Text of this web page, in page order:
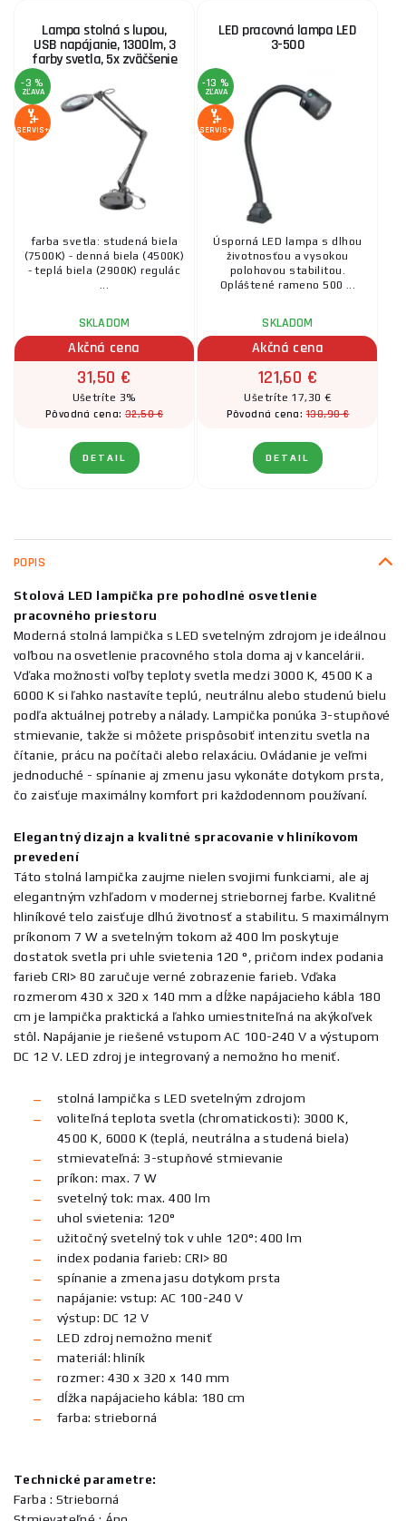
Lampa stolná s lupou,
USB napájanie, 1300lm, 3
farby svetla, 5x zväčšenie
-3 %
ZĽAVA
SERVIS+
farba svetla: studená biela
(7500K) - denná biela (4500K)
- teplá biela (2900K) regulác
...
SKLADOM
Akčná cena
31,50 €
Ušetríte 3%
Pôvodná cena:32,50 €
DETAIL
LED pracovná lampa LED
3-500
-13 %
ZĽAVA
SERVIS+
Úsporná LED lampa s dlhou
životnosťou a vysokou
polohovou stabilitou.
Opláštené rameno 500 ...
SKLADOM
Akčná cena
121,60 €
Ušetríte 17,30 €
Pôvodná cena:138,90 €
DETAIL
POPIS
Stolová LED lampička pre pohodlné osvetlenie
pracovného priestoru
Moderná stolná lampička s LED svetelným zdrojom je ideálnou
voľbou na osvetlenie pracovného stola doma aj v kancelárii.
Vďaka možnosti voľby teploty svetla medzi 3000 K, 4500 K a
6000 K si ľahko nastavíte teplú, neutrálnu alebo studenú bielu
podľa aktuálnej potreby a nálady. Lampička ponúka 3-stupňové
stmievanie, takže si môžete prispôsobiť intenzitu svetla na
čítanie, prácu na počítači alebo relaxáciu. Ovládanie je veľmi
jednoduché - spínanie aj zmenu jasu vykonáte dotykom prsta,
čo zaisťuje maximálny komfort pri každodennom používaní.
Elegantný dizajn a kvalitné spracovanie v hliníkovom
prevedení
Táto stolná lampička zaujme nielen svojimi funkciami, ale aj
elegantným vzhľadom v modernej striebornej farbe. Kvalitné
hliníkové telo zaisťuje dlhú životnosť a stabilitu. S maximálnym
príkonom 7 W a svetelným tokom až 400 lm poskytuje
dostatok svetla pri uhle svietenia 120 °, pričom index podania
farieb CRI> 80 zaručuje verné zobrazenie farieb. Vďaka
rozmerom 430 x 320 x 140 mm a dĺžke napájacieho kábla 180
cm je lampička praktická a ľahko umiestniteľná na akýkoľvek
stôl. Napájanie je riešené vstupom AC 100-240 V a výstupom
DC 12 V. LED zdroj je integrovaný a nemožno ho meniť.
stolná lampička s LED svetelným zdrojom
voliteľná teplota svetla (chromatickosti): 3000 K,
4500 K, 6000 K (teplá, neutrálna a studená biela)
stmievateľná: 3-stupňové stmievanie
príkon: max. 7 W
svetelný tok: max. 400 lm
uhol svietenia: 120°
užitočný svetelný tok v uhle 120°: 400 lm
index podania farieb: CRI> 80
spínanie a zmena jasu dotykom prsta
napájanie: vstup: AC 100-240 V
výstup: DC 12 V
LED zdroj nemožno meniť
materiál: hliník
rozmer: 430 x 320 x 140 mm
dĺžka napájacieho kábla: 180 cm
farba: strieborná
Technické parametre:
Farba : Strieborná